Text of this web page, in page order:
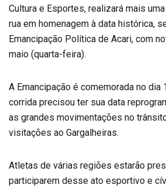
Cultura e Esportes, realizará mais
rua em homenagem à data histórica,
Emancipação Política de Acari, com
maio (quarta-feira).
A Emancipação é comemorada no dia
corrida precisou ter sua data
as grandes movimentações no
visitações ao Gargalheiras.
Atletas de várias regiões estarão
participarem desse ato esportivo e